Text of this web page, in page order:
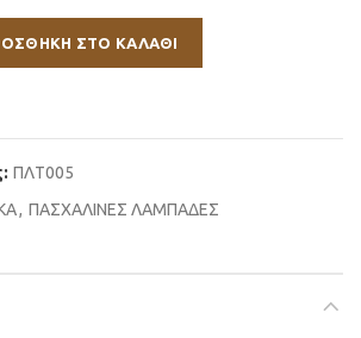
ΣΤΟ ΚΑΛΆΘΙ
ΠΛΤ005
, ΠΑΣΧΑΛΙΝΕΣ ΛΑΜΠΑΔΕΣ